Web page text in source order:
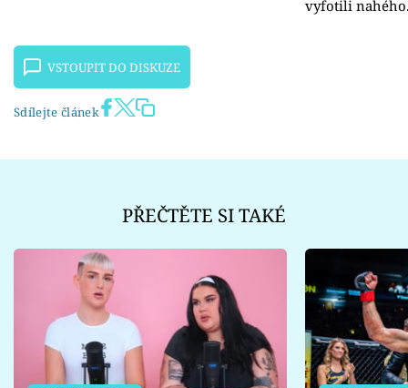
vyfotili
VSTOUPIT DO DISKUZE
Sdílejte článek
PŘEČTĚTE SI TAKÉ